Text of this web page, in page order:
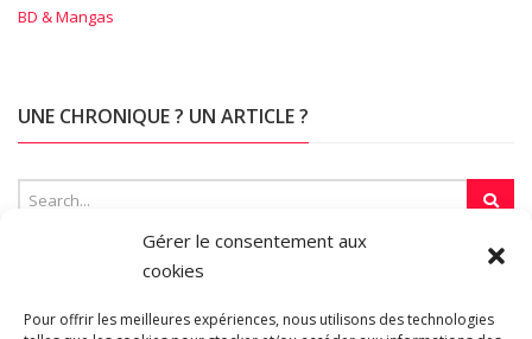
Gérer le consentement aux
cookies
Pour offrir les meilleures expériences, nous utilisons des technologies
BD & Mangas
UNE CHRONIQUE ? UN ARTICLE ?
SUR LA TOILE…